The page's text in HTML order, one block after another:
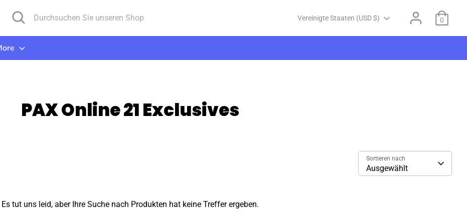
Suchen
Durchsuchen
Sie
unseren
Shop
Währung
Vereinigte Staaten (USD $) 0
PAX Online 21 Exclusives
Sortieren nach
Ausgewählt
Es tut uns leid, aber Ihre Suche nach Produkten hat keine Treffer ergeben.